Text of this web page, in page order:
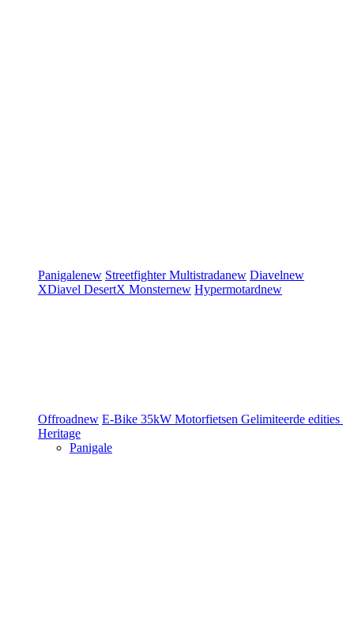
Panigalenew StreetfighterMultistradanew Diavelnew
XDiavel DesertX Monsternew Hypermotardnew
Offroadnew E-Bike 35kW Motorfietsen Gelimiteerde edities
Heritage
Panigale